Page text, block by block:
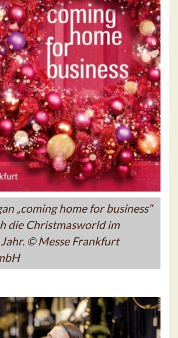
„coming home for business“
die Christmasworld im
© Messe Frankfurt